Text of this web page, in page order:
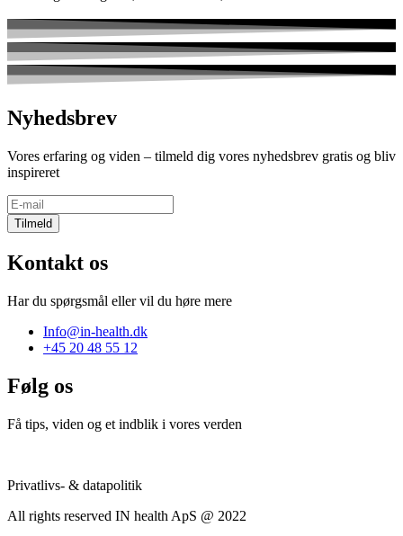
Nyhedsbrev
Vores erfaring og viden – tilmeld dig vores nyhedsbrev gratis og bliv
inspireret
Tilmeld
Kontakt os
Har du spørgsmål eller vil du høre mere
Info@in-health.dk
+45 20 48 55 12
Følg os
Få tips, viden og et indblik i vores verden
Privatlivs- & datapolitik
All rights reserved IN health ApS @ 2022